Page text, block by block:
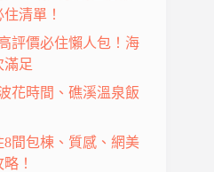
清單！
評價必住懶人包！海
滿足
花時間、礁溪溫泉飯
間包棟、質感、網美
！